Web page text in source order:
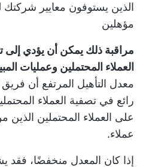
الذين يستوفون معايير شركتك
مؤهلين
مراقبة ذلك يمكن أن يؤدي إلى
العملاء المحتملين وعمليات
معدل التأهيل المرتفع أن
رائع في تصفية العملاء
على العملاء المحتملين الذين
عملاء.
إذا كان المعدل منخفضًا، فقد